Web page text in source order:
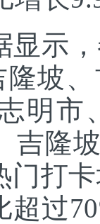
示，
隆坡
明市
吉隆
门打
超过